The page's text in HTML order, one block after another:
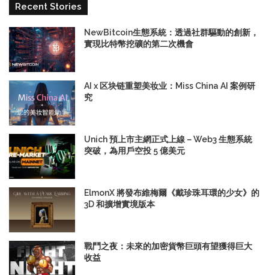
Recent Stories
NewBitcoin生態系統：透過社群驅動的創新，
實現比特幣挖礦的第二次機會
AI x 区块链重塑美妆业：Miss China AI 案例研
究
Unich 預上市主網正式上線－Web3 生態系統
突破，為用戶空投 5 億美元
ElmonX 將發布維梅爾《戴珍珠耳環的少女》的
3D 和擴增實境版本
戰鬥之夜：未來的加密貨幣巨頭有望獲得巨大
收益